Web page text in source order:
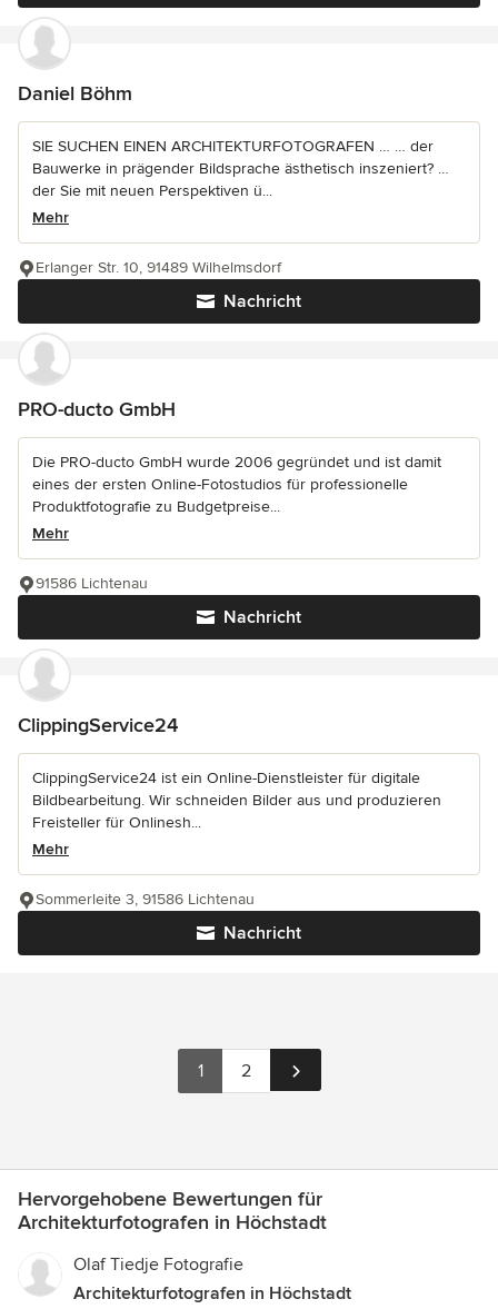
Daniel Böhm
SIE SUCHEN EINEN ARCHITEKTURFOTOGRAFEN … … der
Bauwerke in prägender Bildsprache ästhetisch inszeniert? …
der Sie mit neuen Perspektiven ü...
Mehr
Nachricht
Erlanger Str. 10, 91489 Wilhelmsdorf
PRO-ducto GmbH
Die PRO-ducto GmbH wurde 2006 gegründet und ist damit
eines der ersten Online-Fotostudios für professionelle
Produktfotografie zu Budgetpreise...
Mehr
Nachricht
91586 Lichtenau
ClippingService24
ClippingService24 ist ein Online-Dienstleister für digitale
Bildbearbeitung. Wir schneiden Bilder aus und produzieren
Freisteller für Onlinesh...
Mehr
Nachricht
Sommerleite 3, 91586 Lichtenau
1 2
Hervorgehobene Bewertungen für
Architekturfotografen in Höchstadt
Olaf Tiedje Fotografie
Architekturfotografen in Höchstadt